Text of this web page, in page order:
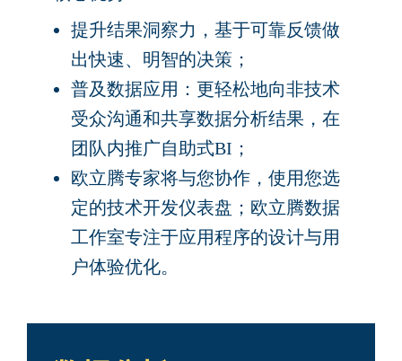
提升结果洞察力，基于可靠反馈做
出快速、明智的决策；
普及数据应用：更轻松地向非技术
受众沟通和共享数据分析结果，在
团队内推广自助式BI；
欧立腾专家将与您协作，使用您选
定的技术开发仪表盘；欧立腾数据
工作室专注于应用程序的设计与用
户体验优化。